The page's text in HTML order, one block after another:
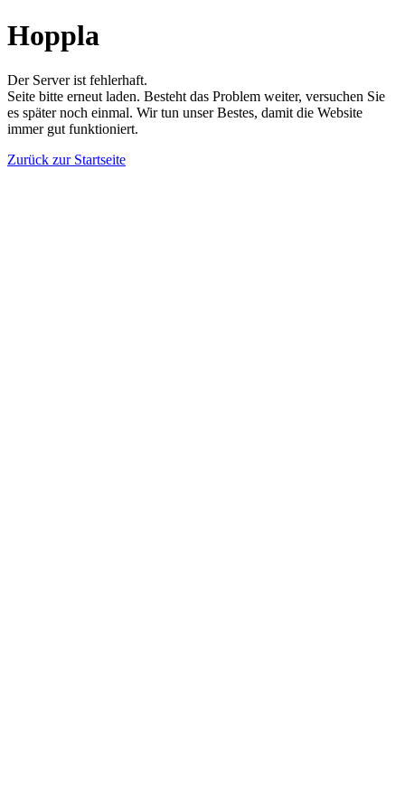
Hoppla
Der Server ist fehlerhaft.
Seite bitte erneut laden. Besteht das Problem weiter, versuchen Sie
es später noch einmal. Wir tun unser Bestes, damit die Website
immer gut funktioniert.
Zurück zur Startseite